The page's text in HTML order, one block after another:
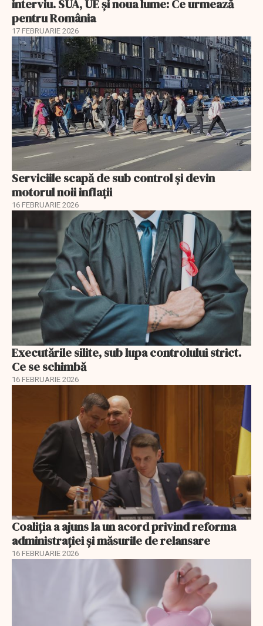
interviu. SUA, UE și noua lume: Ce urmează
pentru România
17 FEBRUARIE 2026
Serviciile scapă de sub control și devin
motorul noii inflații
16 FEBRUARIE 2026
Executările silite, sub lupa controlului strict.
Ce se schimbă
16 FEBRUARIE 2026
Coaliția a ajuns la un acord privind reforma
administrației și măsurile de relansare
16 FEBRUARIE 2026